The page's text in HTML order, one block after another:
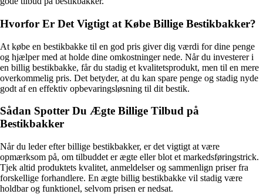
Hvorfor Er Det Vigtigt at Købe Billige Bestikbakker?
At købe en bestikbakke til en god pris giver dig værdi for dine penge
og hjælper med at holde dine omkostninger nede. Når du investerer i
en billig bestikbakke, får du stadig et kvalitetsprodukt, men til en mere
overkommelig pris. Det betyder, at du kan spare penge og stadig nyde
godt af en effektiv opbevaringsløsning til dit bestik.
Sådan Spotter Du Ægte Billige Tilbud på
Bestikbakker
Når du leder efter billige bestikbakker, er det vigtigt at være
opmærksom på, om tilbuddet er ægte eller blot et markedsføringstrick.
Tjek altid produktets kvalitet, anmeldelser og sammenlign priser fra
forskellige forhandlere. En ægte billig bestikbakke vil stadig være
holdbar og funktionel, selvom prisen er nedsat.